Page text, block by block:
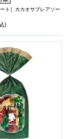
ト］カカオサブレアソー
)